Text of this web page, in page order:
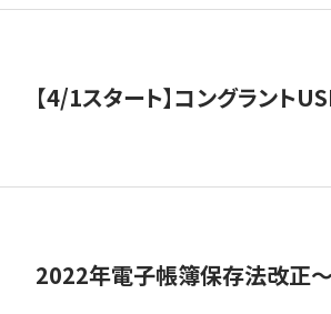
【4/1スタート】コングラント
2022年電子帳簿保存法改正